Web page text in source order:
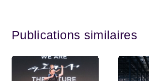
Publications similaires